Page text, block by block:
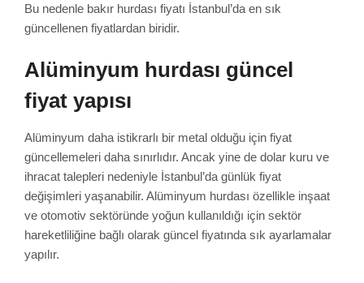
Bu nedenle bakır hurdası fiyatı İstanbul’da en sık
güncellenen fiyatlardan biridir.
Alüminyum hurdası güncel
fiyat yapısı
Alüminyum daha istikrarlı bir metal olduğu için fiyat
güncellemeleri daha sınırlıdır. Ancak yine de dolar kuru ve
ihracat talepleri nedeniyle İstanbul’da günlük fiyat
değişimleri yaşanabilir. Alüminyum hurdası özellikle inşaat
ve otomotiv sektöründe yoğun kullanıldığı için sektör
hareketliliğine bağlı olarak güncel fiyatında sık ayarlamalar
yapılır.